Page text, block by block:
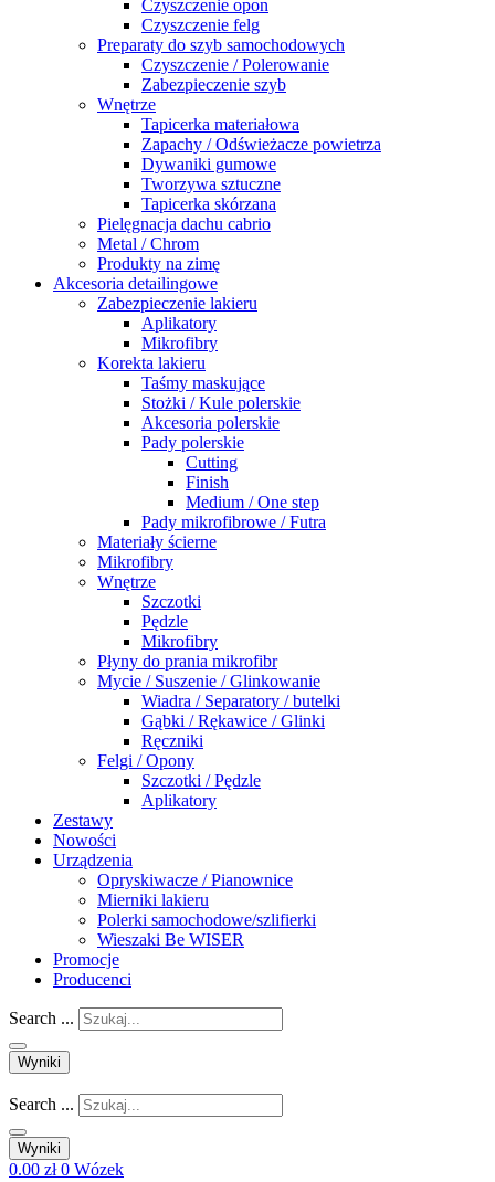
Czyszczenie opon
Czyszczenie felg
Preparaty do szyb samochodowych
Czyszczenie / Polerowanie
Zabezpieczenie szyb
Wnętrze
Tapicerka materiałowa
Zapachy / Odświeżacze powietrza
Dywaniki gumowe
Tworzywa sztuczne
Tapicerka skórzana
Pielęgnacja dachu cabrio
Metal / Chrom
Produkty na zimę
Akcesoria detailingowe
Zabezpieczenie lakieru
Aplikatory
Mikrofibry
Korekta lakieru
Taśmy maskujące
Stożki / Kule polerskie
Akcesoria polerskie
Pady polerskie
Cutting
Finish
Medium / One step
Pady mikrofibrowe / Futra
Materiały ścierne
Mikrofibry
Wnętrze
Szczotki
Pędzle
Mikrofibry
Płyny do prania mikrofibr
Mycie / Suszenie / Glinkowanie
Wiadra / Separatory / butelki
Gąbki / Rękawice / Glinki
Ręczniki
Felgi / Opony
Szczotki / Pędzle
Aplikatory
Zestawy
Nowości
Urządzenia
Opryskiwacze / Pianownice
Mierniki lakieru
Polerki samochodowe/szlifierki
Wieszaki Be WISER
Promocje
Producenci
Search ...
Wyniki
Search ...
Wyniki
0.00 zł 0 Wózek